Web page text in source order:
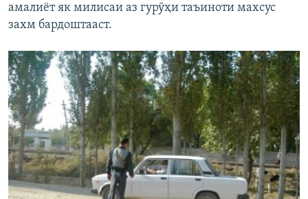
амалиёт як милисаи аз гурӯҳи таъиноти махсус
захм бардоштааст.